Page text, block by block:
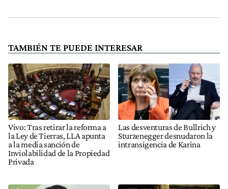
TAMBIÉN TE PUEDE INTERESAR
Vivo: Tras retirar la reforma a
la Ley de Tierras, LLA apunta
a la media sanción de
Inviolabilidad de la Propiedad
Privada
Las desventuras de Bullrich y
Sturzenegger desnudaron la
intransigencia de Karina